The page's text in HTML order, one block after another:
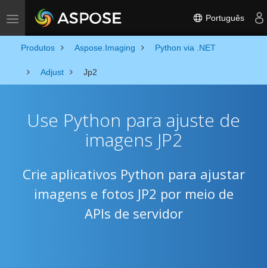
Toggle navigation Português
Produtos Aspose.Imaging Python via .NET
Adjust Jp2
Use Python para ajuste de
imagens JP2
Crie aplicativos Python para ajustar
imagens e fotos JP2 por meio de
APIs de servidor